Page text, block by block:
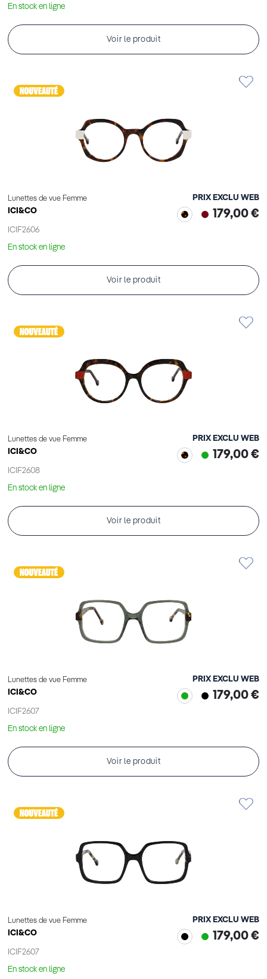
En stock en ligne
Voir le produit
Lunettes de vue Femme
ICI&CO
ICIF2606
PRIX EXCLU WEB
179,00 €
En stock en ligne
Voir le produit
Lunettes de vue Femme
ICI&CO
ICIF2608
PRIX EXCLU WEB
179,00 €
En stock en ligne
Voir le produit
Lunettes de vue Femme
ICI&CO
ICIF2607
PRIX EXCLU WEB
179,00 €
En stock en ligne
Voir le produit
Lunettes de vue Femme
ICI&CO
ICIF2607
PRIX EXCLU WEB
179,00 €
En stock en ligne